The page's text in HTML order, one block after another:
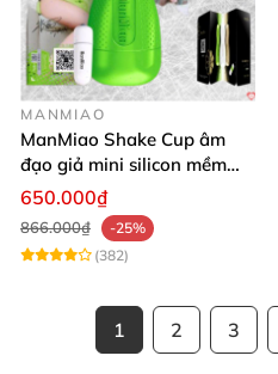
MANMIAO
ManMiao Shake Cup âm
đạo giả mini silicon mềm
mại kích thích mạnh
650.000₫
866.000₫
-25%
(382)
1 2 3